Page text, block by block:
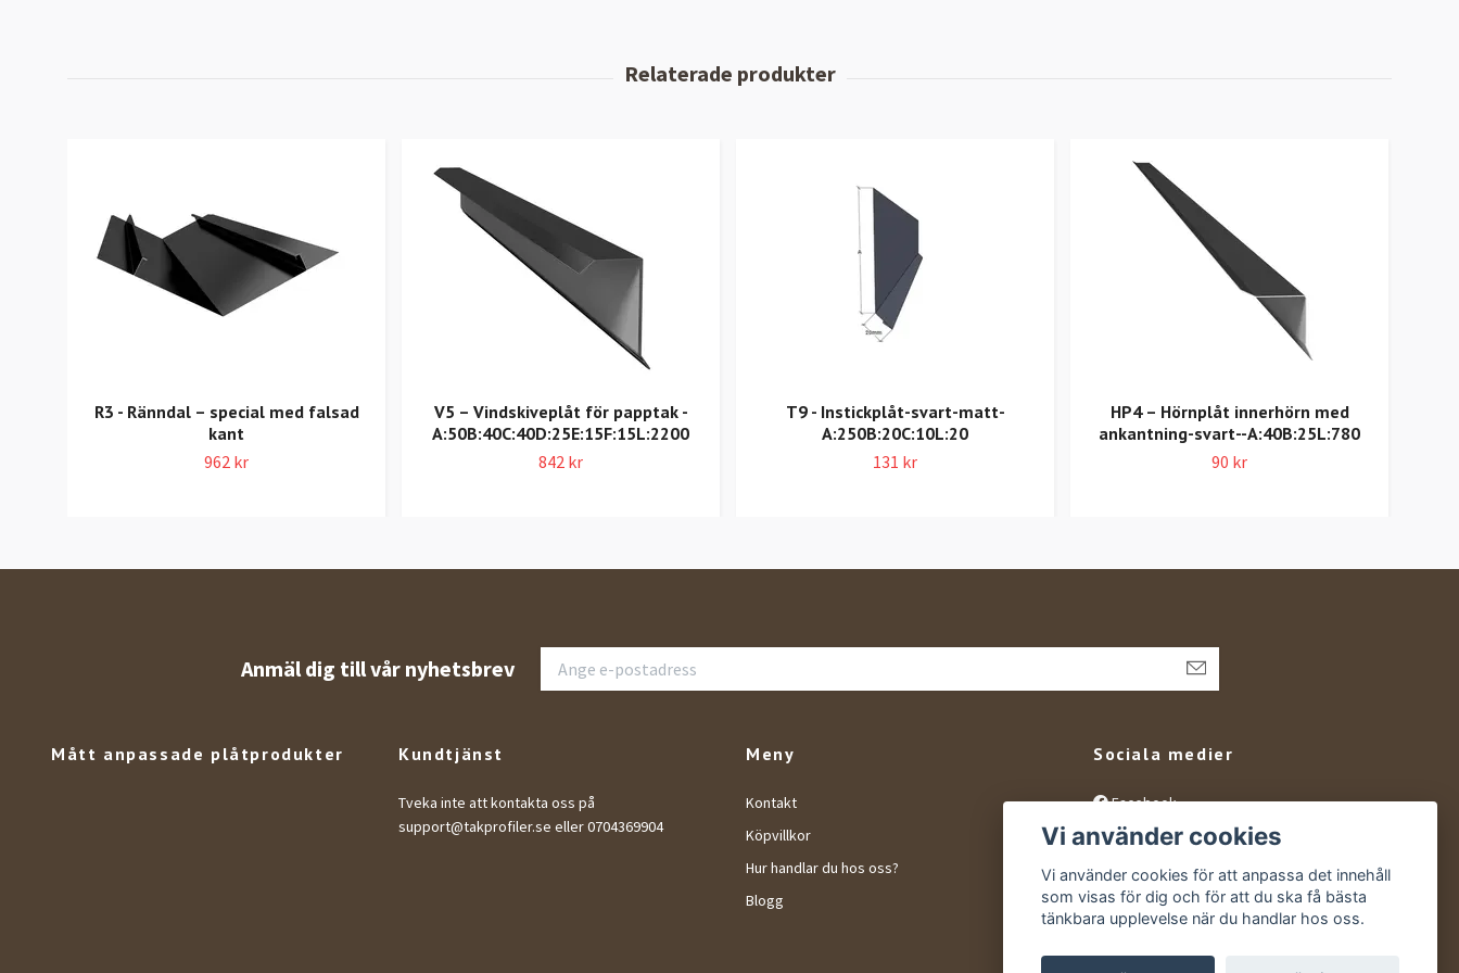
R3 - Ränndal – special med falsad
kant
962 kr
V5 – Vindskiveplåt för papptak -
A:50B:40C:40D:25E:15F:15L:2200
842 kr
T9 - Instickplåt-svart-matt-
A:250B:20C:10L:20
131 kr
HP4 – Hörnplåt innerhörn med
ankantning-svart--A:40B:25L:780
90 kr
Anmäl dig till vår nyhetsbrev
Mått anpassade plåtprodukter Kundtjänst
Tveka inte att kontakta oss på
support@takprofiler.se eller 0704369904
Meny
Kontakt
Köpvillkor
Hur handlar du hos oss?
Blogg
Sociala medier
Facebook
Instagram
YouTube
Vi använder cookies
Vi använder cookies för att anpassa det innehåll
som visas för dig och för att du ska få bästa
tänkbara upplevelse när du handlar hos oss.